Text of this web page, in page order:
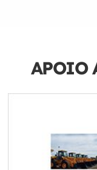
APOIO